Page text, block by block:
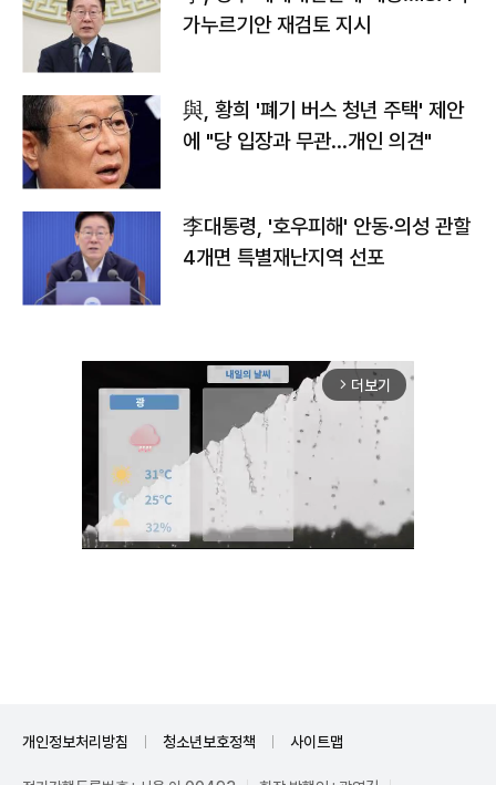
가누르기안 재검토 지시
與, 황희 '폐기 버스 청년 주택' 제안
에 "당 입장과 무관…개인 의견"
李대통령, '호우피해' 안동·의성 관할
4개면 특별재난지역 선포
arrow_forward_ios 더보기
개인정보처리방침 청소년보호정책 사이트맵